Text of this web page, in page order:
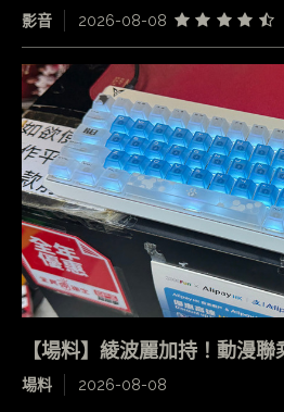
影音 2026-08-08
【場料】綾波麗加持！動漫
場料 2026-08-08